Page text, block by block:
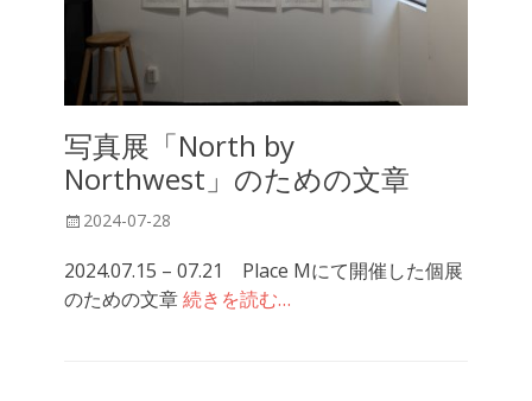
写真展「North by
Northwest」のための文章
投
日
2024-07-28
2024.07.15 – 07.21 Place Mにて開催した個展
のための文章続きを読む…